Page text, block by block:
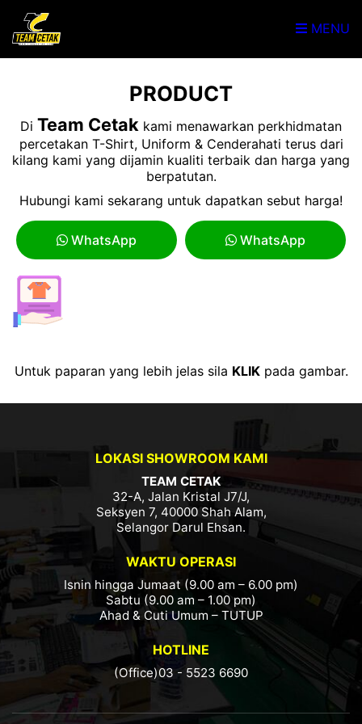
MENU
PRODUCT
Di Team Cetak kami menawarkan perkhidmatan
percetakan T-Shirt, Uniform & Cenderahati terus dari
kilang kami yang dijamin kualiti terbaik dan harga yang
berpatutan.
Hubungi kami sekarang untuk dapatkan sebut harga!
WhatsApp WhatsApp
Untuk paparan yang lebih jelas sila KLIKpada gambar.
LOKASI SHOWROOM KAMI
TEAM CETAK
32-A, Jalan Kristal J7/J,
Seksyen 7, 40000 Shah Alam,
Selangor Darul Ehsan.
WAKTU OPERASI
Isnin hingga Jumaat (9.00 am – 6.00 pm)
Sabtu (9.00 am – 1.00 pm)
Ahad & Cuti Umum – TUTUP
HOTLINE
(Office)03 - 5523 6690